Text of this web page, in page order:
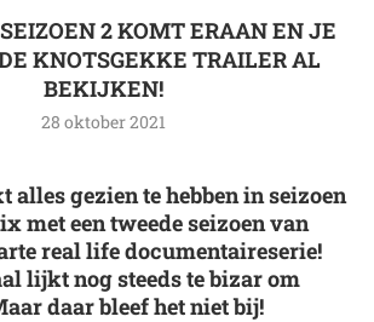
2 KOMT ERAAN EN JE
KNOTSGEKKE TRAILER AL
BEKIJKEN!
28 oktober 2021
alles gezien te hebben in seizoen
met een tweede seizoen van
real life documentaireserie!
lijkt nog steeds te bizar om
daar bleef het niet bij!